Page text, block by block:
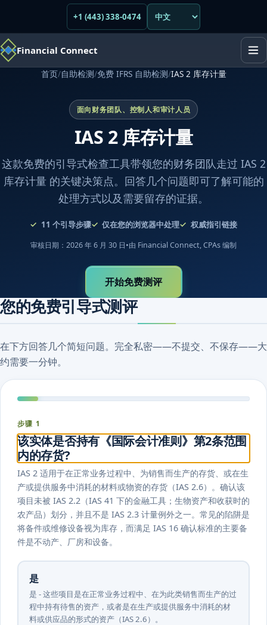
+1 (443) 338-0474
Financial Connect
首页/自助检测/免费 IFRS 自助检测/IAS 2 库存计量
面向财务团队、控制人和审计人员
IAS 2 库存计量
这款免费的引导式检查工具带领您的财务团队走过 IAS 2
库存计量 的关键决策点。回答几个问题即可了解可能的
处理方式以及需要留存的证据。
11 个引导步骤 仅在您的浏览器中处理 权威指引链接
审核日期：2026 年 6 月 30 日•由 Financial Connect, CPAs 编制
开始免费测评
您的免费引导式测评
在下方回答几个简短问题。完全私密——不提交、不保存——大
约需要一分钟。
步骤 1
该实体是否持有《国际会计准则》第2条范围
内的存货?
IAS 2 适用于在正常业务过程中、为销售而生产的存货、或在生
产或提供服务中消耗的材料或物资的存货（IAS 2.6）。确认该
项目未被 IAS 2.2（IAS 41 下的金融工具；生物资产和收获时的
农产品）划分，并且不是 IAS 2.3 计量例外之一。常见的陷阱是
将备件或维修设备视为库存，而满足 IAS 16 确认标准的主要备
件是不动产、厂房和设备。
是
是 - 这些项目是在正常业务过程中、在为此类销售而生产的过
程中持有待售的资产，或者是在生产或提供服务中消耗的材
料或供应品的形式的资产（IAS 2.6）。